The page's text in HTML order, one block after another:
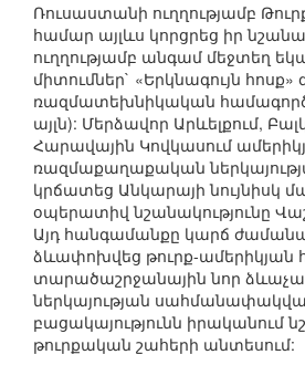
Ռուսաստանի ուղղությամբ
համար այլևս կորցրեց իր
ուղղությամբ անգամ մեջտեղ
միտումներ` «Երկնագույն
ռազմատեխնիկական
այլն): Մերձավոր Արևելքում,
Հարավային Կովկասում
ռազմաքաղաքական
կրճատեց Անկարայի նույնիսկ
օպերատիվ նշանակությունը
Այդ հանգամանքը կարճ
ձևափոխվեց թուրք-ամերիկյան
տարածաշրջանային նոր
ներկայության
բացակայությունն իրականում
թուրքական շահերի անտեսում: